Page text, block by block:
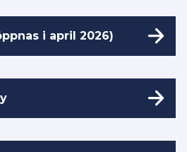
i april 2026)